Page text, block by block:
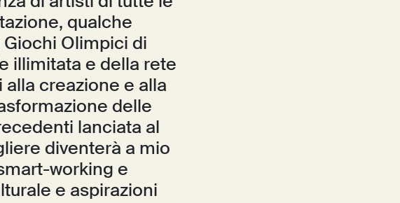
qualche
Olimpici di
illimitata e della rete
creazione e alla
delle
lanciata al
diventerà a mio
working e
e aspirazioni